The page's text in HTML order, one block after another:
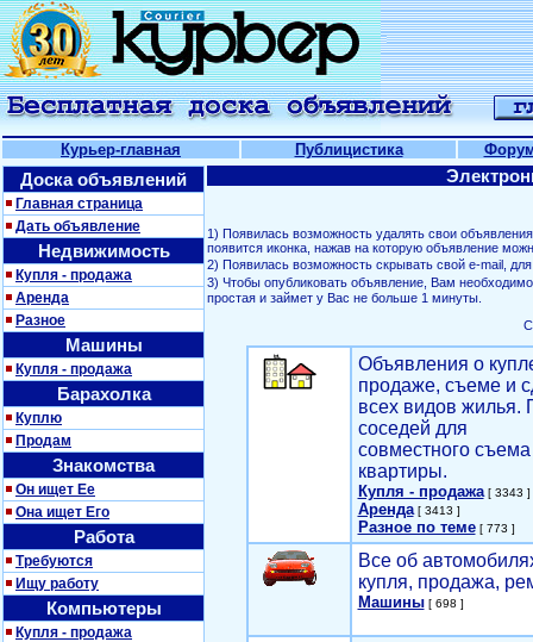
Курьер-главная Публицистика
Доска объявлений
Главная страница
Дать объявление
Недвижимость
Купля - продажа
Аренда
Разное
Машины
Купля - продажа
Барахолка
Куплю
Продам
Знакомства
Он ищет Ее
Она ищет Его
Работа
Требуются
Ищу работу
Компьютеры
Купля - продажа
1) Появилась возможность удалять свои
появится иконка, нажав на которую объявление
2) Появилась возможность скрывать свой е-mail,
3) Чтобы опубликовать объявление, Вам
простая и займет у Вас не больше 1 минуты.
Объявления о
продаже, съеме и
всех видов жилья.
соседей для
совместного съема
квартиры.
Купля - продажа[ 3343 ]
Аренда[ 3413 ]
Разное по теме[ 773 ]
Все об
купля, продажа,
Машины[ 698 ]